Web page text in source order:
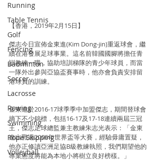
Running
Table Tennis
Golf
Fencing
Badminton
Soccer
Lacrosse
Rowing
Swimming
Rope Skipping
Volleyball
【香港，2019年2月15日】
傑志今日宣佈金東進(Kim Dong-jin)重返球會，繼
續在港發展足球事業。這名前韓國國腳將擔任青
訓教練一職，協助培訓梯隊的青少年球員，而當
一隊外出參與亞協盃賽事時，他亦會負責安排留
港球員的訓練。
金東進於‪2016-17‬球季季中加盟傑志，期間替球會
摘下不少錦標，包括16-17及17-18連續兩屆三冠
王，傑志足球總監兼主教練朱志光表示：「金東
進出戰過2006年世界盃等大賽，經驗毋庸置疑，
他亦正修讀亞洲足協B級教練執照，我們期望他的
專業態度將能為本地小將樹立良好榜樣。」